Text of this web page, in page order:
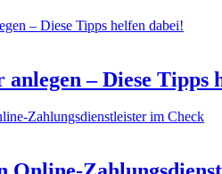
anlegen – Diese Tipps